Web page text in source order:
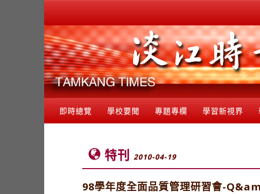
即時總覽 學校要聞 專題專欄 學習新視界
特刊 2010-04-19
98學年度全面品質管理研習會-